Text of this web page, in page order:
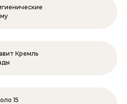
Кремль
15